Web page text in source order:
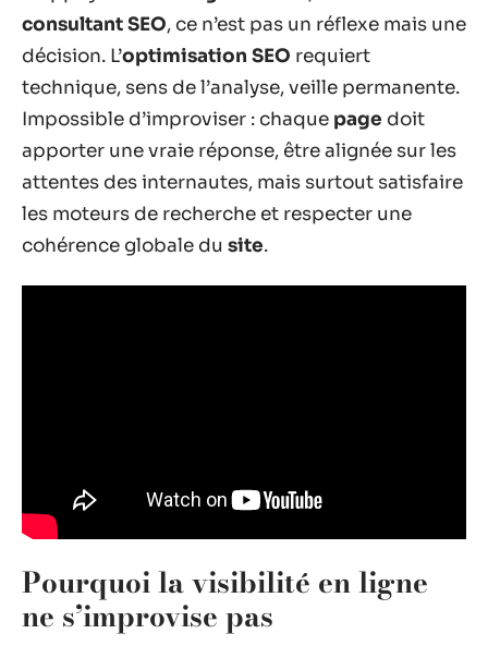
consultant SEO, ce n’est pas un réflexe mais une
décision. L’optimisation SEO requiert
technique, sens de l’analyse, veille permanente.
Impossible d’improviser : chaque page doit
apporter une vraie réponse, être alignée sur les
attentes des internautes, mais surtout satisfaire
les moteurs de recherche et respecter une
cohérence globale du site.
Pourquoi la visibilité en ligne
ne s’improvise pas